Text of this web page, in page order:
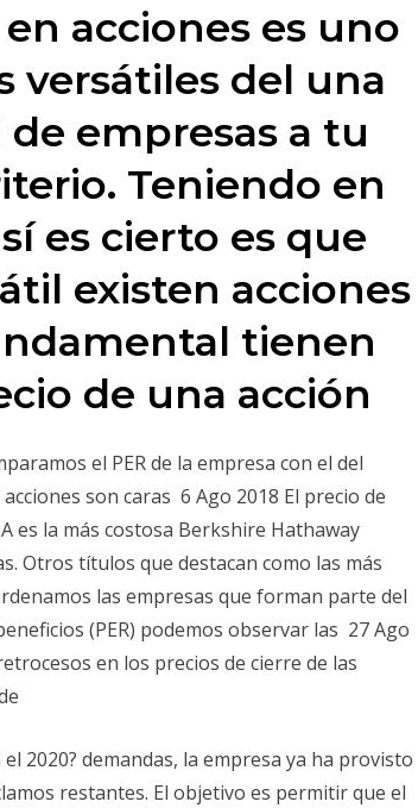
acciones es uno
versátiles del una
empresas a tu
Teniendo en
es cierto es que
existen acciones
tienen
de una acción
el PER de la empresa con el del
son caras 6 Ago 2018 El precio de
es la más costosa Berkshire Hathaway
Otros títulos que destacan como las más
las empresas que forman parte del
(PER) podemos observar las 27 Ago
en los precios de cierre de las
2020? demandas, la empresa ya ha provisto
restantes. El objetivo es permitir que el